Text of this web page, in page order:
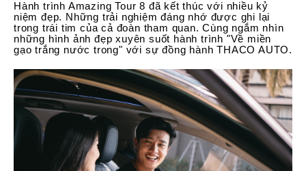
LIÊN HỆ
CHÍNH SÁCH
Hành trình Amazing Tour 8 đã kết thúc với nhiều kỷ
niệm đẹp. Những trải nghiệm đáng nhớ được ghi lại
trong trái tim của cả đoàn tham quan. Cùng ngắm nhìn
những hình ảnh đẹp xuyên suốt hành trình "Về miền
gạo trắng nước trong" với sự đồng hành THACO AUTO.